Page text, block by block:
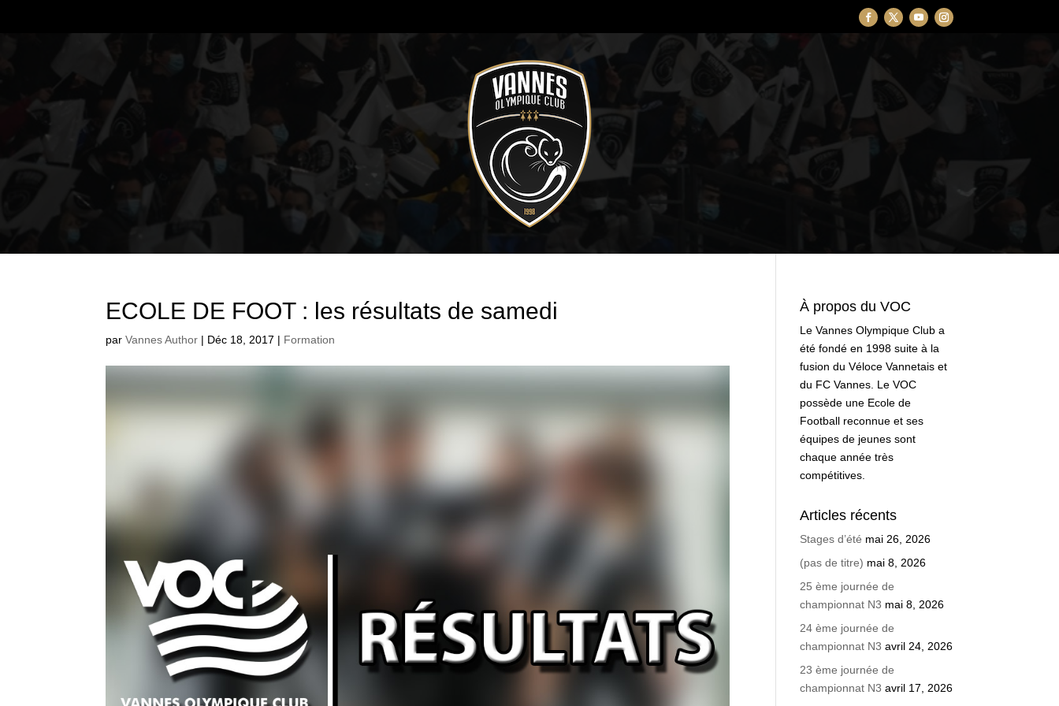
ECOLE DE FOOT : les résultats de samedi
parVannes Author | Déc 18, 2017 | Formation
À propos du VOC
Le Vannes Olympique Club a
été fondé en 1998 suite à la
fusion du Véloce Vannetais et
du FC Vannes. Le VOC
possède une Ecole de
Football reconnue et ses
équipes de jeunes sont
chaque année très
compétitives.
Articles récents
Stages d’été mai 26, 2026
(pas de titre) mai 8, 2026
25 ème journée de
championnat N3 mai 8, 2026
24 ème journée de
championnat N3 avril 24, 2026
23 ème journée de
championnat N3 avril 17, 2026